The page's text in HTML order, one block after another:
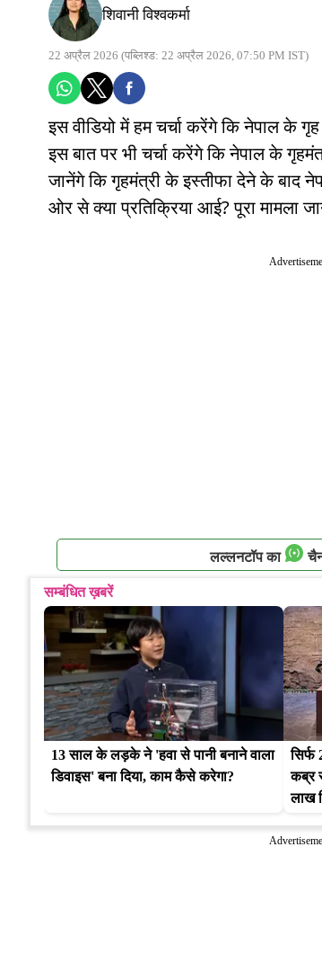
शिवानी विश्वकर्मा
22 अप्रैल 2026 (पब्लिश्ड: 22 अप्रैल 2026, 07:50 PM IST)
इस वीडियो में हम चर्चा करेंगे कि नेपाल के
इस बात पर भी चर्चा करेंगे कि नेपाल के
जानेंगे कि गृहमंत्री के इस्तीफा देने के बाद
ओर से क्या प्रतिक्रिया आई? पूरा मामला
लल्लनटॉप का
सम्बंधित ख़बरें
13 साल के लड़के ने 'हवा से पानी बनाने वाला
डिवाइस' बना दिया, काम कैसे करेगा?
सिर्फ
कब्र
लाख